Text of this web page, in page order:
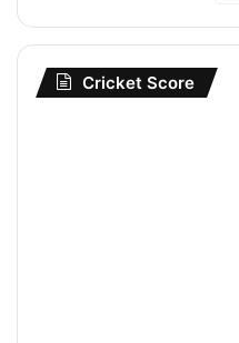
Cricket Score